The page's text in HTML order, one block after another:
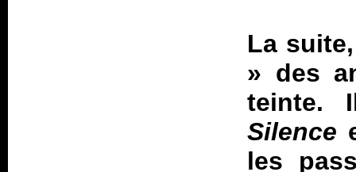
La
» des
teinte.
Silence
les